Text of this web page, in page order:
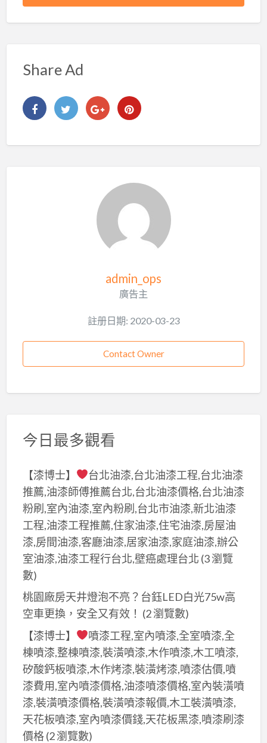
Share Ad
admin_ops
廣告主
註册日期: 2020-03-23
Contact Owner
今日最多觀看
【漆博士】
台北油漆,台北油漆工程,台北油漆
推薦,油漆師傅推薦台北,台北油漆價格,台北油漆
粉刷,室內油漆,室內粉刷,台北市油漆,新北油漆
工程,油漆工程推薦,住家油漆,住宅油漆,房屋油
漆,房間油漆,客廳油漆,居家油漆,家庭油漆,辦公
室油漆,油漆工程行台北,壁癌處理台北 (3 瀏覽
數)
桃園廠房天井燈泡不亮？台鈺LED白光75w高
空車更換，安全又有效！ (2 瀏覽數)
【漆博士】
噴漆工程,室內噴漆,全室噴漆,全
棟噴漆,整棟噴漆,裝潢噴漆,木作噴漆,木工噴漆,
矽酸鈣板噴漆,木作烤漆,裝潢烤漆,噴漆估價,噴
漆費用,室內噴漆價格,油漆噴漆價格,室內裝潢噴
漆,裝潢噴漆價格,裝潢噴漆報價,木工裝潢噴漆,
天花板噴漆,室內噴漆價錢,天花板黑漆,噴漆刷漆
價格(2 瀏覽數)